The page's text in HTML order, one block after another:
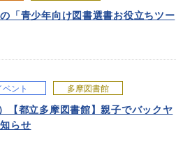
「青少年向け図書選書お役立ちツー
ベント 多摩図書館
【都立多摩図書館】親子でバックヤ
らせ